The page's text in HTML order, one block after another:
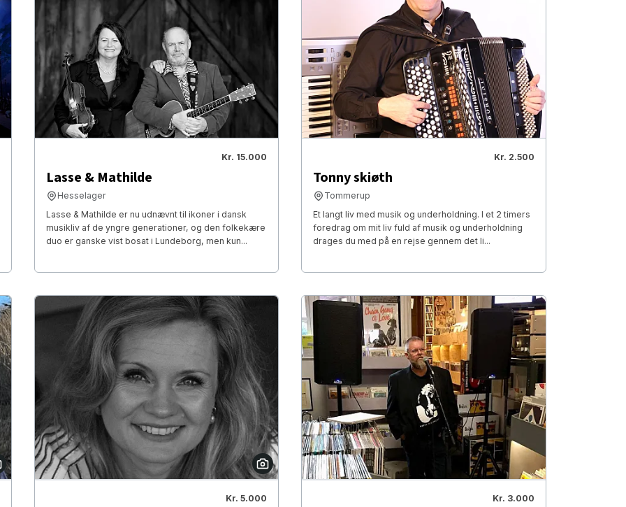
Kr. 15.000
Lasse & Mathilde
Hesselager
Lasse & Mathilde er nu udnævnt til ikoner i dansk
musikliv af de yngre generationer, og den folkekære
duo er ganske vist bosat i Lundeborg, men kun...
Kr. 2.500
Tonny skiøth
Tommerup
Et langt liv med musik og underholdning. I et 2 timers
foredrag om mit liv fuld af musik og underholdning
drages du med på en rejse gennem det li...
Kr. 5.000 Kr. 3.000